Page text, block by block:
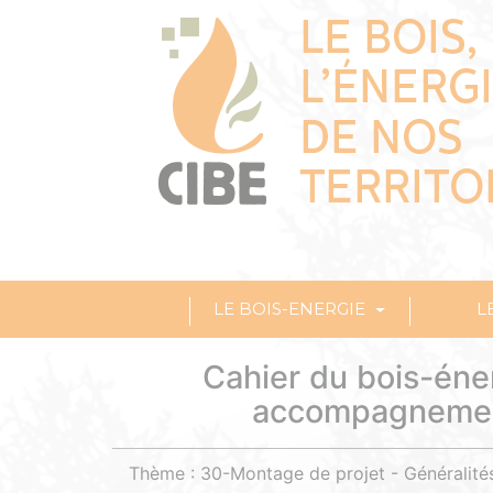
LE BOIS-ENERGIE
Cahier du bois-
Thème : 30-Montage de projet -